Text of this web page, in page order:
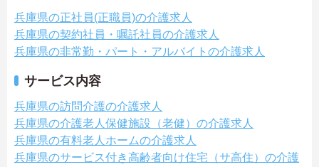
兵庫県の正社員(正職員)の介護求人
兵庫県の契約社員・嘱託社員の介護求人
兵庫県の非常勤・パート・アルバイトの介護求人
サービス内容
兵庫県の訪問介護の介護求人
兵庫県の介護老人保健施設（老健）の介護求人
兵庫県の有料老人ホームの介護求人
兵庫県のサービス付き高齢者向け住宅（サ高住）の介護